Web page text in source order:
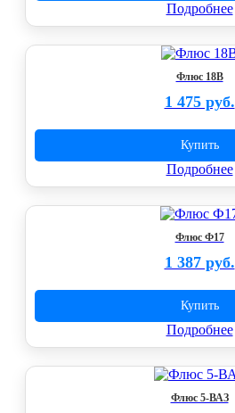
Подробнее
Флюс 18В
1 475 руб.
Купить
Подробнее
Флюс Ф17
1 387 руб.
Купить
Подробнее
Флюс 5-ВАЗ